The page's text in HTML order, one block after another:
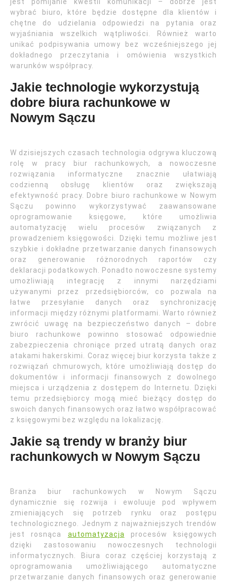
wybrać biuro, które będzie dostępne dla klientów i
chętne do udzielania odpowiedzi na pytania oraz
wyjaśniania wszelkich wątpliwości. Również warto
unikać podpisywania umowy bez wcześniejszego jej
dokładnego przeczytania i omówienia wszystkich
warunków współpracy.
Jakie technologie wykorzystują
dobre biura rachunkowe w
Nowym Sączu
W dzisiejszych czasach technologia odgrywa kluczową
rolę w pracy biur rachunkowych, a nowoczesne
rozwiązania informatyczne znacznie ułatwiają
codzienną obsługę klientów oraz zwiększają
efektywność pracy. Dobre biuro rachunkowe w Nowym
Sączu powinno wykorzystywać zaawansowane
oprogramowanie księgowe, które umożliwia
automatyzację wielu procesów związanych z
prowadzeniem księgowości. Dzięki temu możliwe jest
szybkie i dokładne przetwarzanie danych finansowych
oraz generowanie różnorodnych raportów czy
deklaracji podatkowych. Ponadto nowoczesne systemy
umożliwiają integrację z innymi narzędziami
używanymi przez przedsiębiorców, co pozwala na
łatwe przesyłanie danych oraz synchronizację
informacji między różnymi platformami. Warto również
zwrócić uwagę na bezpieczeństwo danych – dobre
biuro rachunkowe powinno stosować odpowiednie
zabezpieczenia chroniące przed utratą danych oraz
atakami hakerskimi. Coraz więcej biur korzysta także z
rozwiązań chmurowych, które umożliwiają dostęp do
dokumentów i informacji finansowych z dowolnego
miejsca i urządzenia z dostępem do Internetu. Dzięki
temu przedsiębiorcy mogą mieć bieżący dostęp do
swoich danych finansowych oraz łatwo współpracować
z księgowymi bez względu na lokalizację.
Jakie są trendy w branży biur
rachunkowych w Nowym Sączu
Branża biur rachunkowych w Nowym Sączu
dynamicznie się rozwija i ewoluuje pod wpływem
zmieniających się potrzeb rynku oraz postępu
technologicznego. Jednym z najważniejszych trendów
jest rosnąca automatyzacja procesów księgowych
dzięki zastosowaniu nowoczesnych technologii
informatycznych. Biura coraz częściej korzystają z
oprogramowania umożliwiającego automatyczne
przetwarzanie danych finansowych oraz generowanie